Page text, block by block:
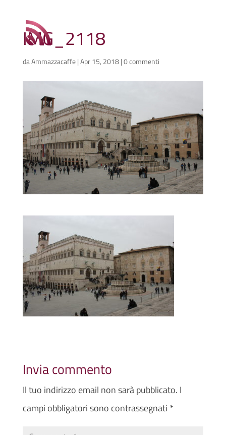
IMG_2118
daAmmazzacaffe|Apr 15, 2018|0 commenti
Invia commento
Il tuo indirizzo email non sarà pubblicato. I
campi obbligatori sono contrassegnati *